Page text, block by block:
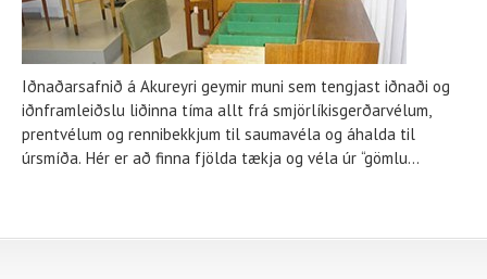
Iðnaðarsafnið á Akureyri geymir muni sem tengjast iðnaði og
iðnframleiðslu liðinna tíma allt frá smjörlíkisgerðarvélum,
prentvélum og rennibekkjum til saumavéla og áhalda til
úrsmíða. Hér er að finna fjölda tækja og véla úr “gömlu